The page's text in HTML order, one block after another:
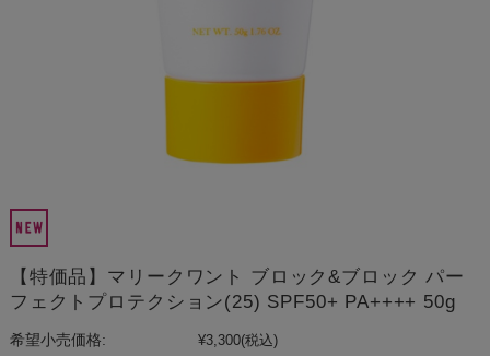
【特価品】マリークワント ブロック&ブロック パー
フェクトプロテクション(25) SPF50+ PA++++ 50g
希望小売価格: ¥3,300(税込)